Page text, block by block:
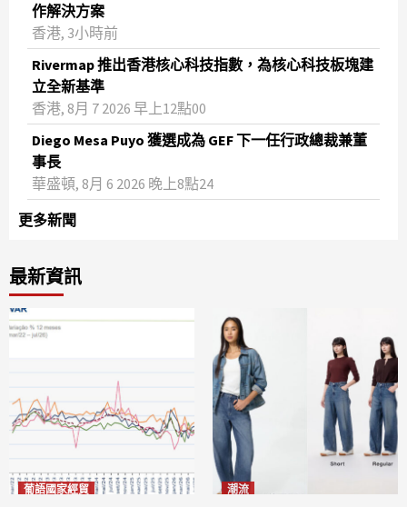
作解決方案
香港, 3小時前
Rivermap 推出香港核心科技指數，為核心科技板塊建
立全新基準
香港, 8月 7 2026 早上12點00
Diego Mesa Puyo 獲選成為 GEF 下一任行政總裁兼董
事長
華盛頓, 8月 6 2026 晚上8點24
更多新聞
最新資訊
葡語國家經貿 潮流